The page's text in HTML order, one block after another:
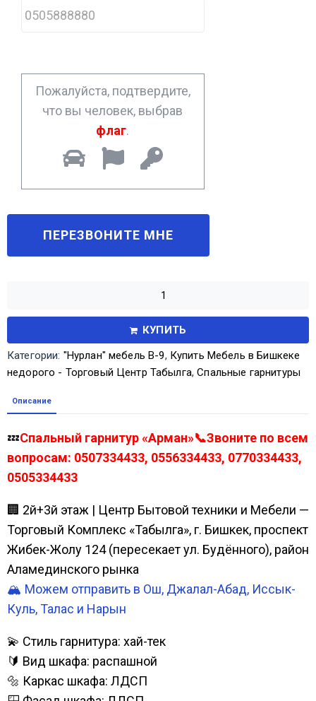
h
o
*
Пожалуйста, подтвердите,
что вы человек, выбрав
флаг.
КУПИТЬ
Категории: "Нурлан" мебель В-9, Купить Мебель в Бишкеке
недорого - Торговый Центр Табылга,Спальные гарнитуры
Описание
💤Спальный гарнитур «Арман»📞Звоните по всем
вопросам: 0507334433, 0556334433, 0770334433,
0505334433
🏢 2й+3й этаж | Центр Бытовой техники и Мебели —
Торговый Комплекс «Табылга», г. Бишкек, проспект
Жибек-Жолу 124 (пересекает ул. Будённого), район
Аламединского рынка
🏔️ Можем отправить в Ош, Джалал-Абад, Иссык-
Куль, Талас и Нарын
💫 Стиль гарнитура: хай-тек
🔰 Вид шкафа: распашной
🔩 Каркас шкафа: ЛДСП